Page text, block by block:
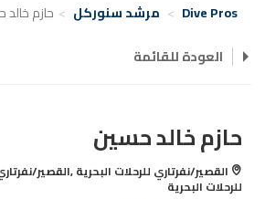
Dive Pros مرشد سنوركل
حازم
العودة للقائمة
حازم خالد حسين
القصير/نفرتاري للرحلات البحرية ,القصير/
للرحلات البحرية